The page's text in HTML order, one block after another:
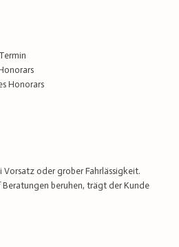
Honorars
oder grober Fahrlässigkeit.
beruhen, trägt der Kunde